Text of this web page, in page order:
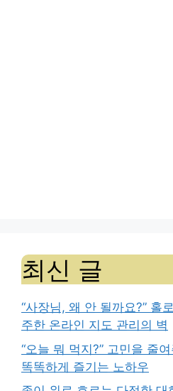
최신 글
“사장님, 왜 안 될까요?” 홀
주한 온라인 지도 관리의 벽
“오늘 뭐 먹지?” 고민을 줄
똑똑하게 즐기는 노하우